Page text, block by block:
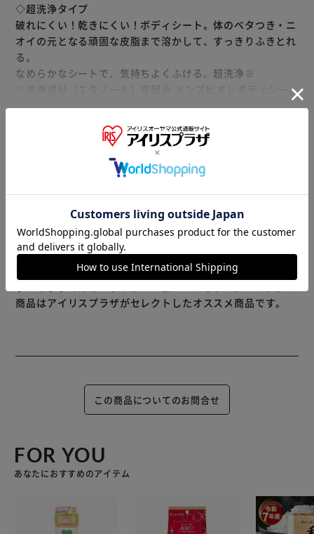
◇超洗浄タイプ
破れにくい！乾きにくい！ボディシート。体のベタつき・ニ
オイの元となる頑固な皮脂まで溶かして、すっきりふきとれ
る。
なめらかなシートで、気持ちよくふける。超洗浄※
トクールbとの比較。
破れにくい！乾きにくい！ボディシート。体のベタつき・ニ
※メントール（清涼剤）配合 メンズビオレシート内におけ
る冷涼感の比較、シリーズ内最高濃度。
クールオーシャンの香り。
もっと見る
※製品は予告なく仕様を変更する場合がございます。あらか
じめご了承ください。
※当商品はお取り寄せ品の為、在庫の確認及び商品のお届け
までお時間を頂く場合がございます。
また、商品がメーカーにて完売となっていた場合、キャンセ
ル又は注文内容の変更をお願いいたしております。
商品はアイリスプラザがセレクトしたオススメ商品です。
この商品についてのお問合せ
FOR YOU
あなたにおすすめのアイテム